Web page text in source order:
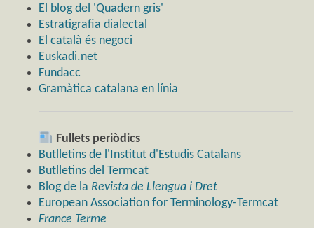
El blog del 'Quadern gris'
Estratigrafia dialectal
El català és negoci
Euskadi.net
Fundacc
Gramàtica catalana en línia
Fullets periòdics
Butlletins de l'Institut d'Estudis Catalans
Butlletins del Termcat
Blog de la Revista de Llengua i Dret
European Association for Terminology-Termcat
France Terme